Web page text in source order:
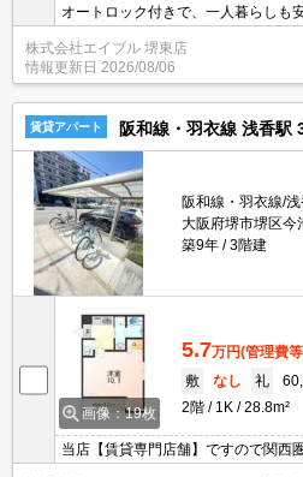
オートロック付きで、一人暮らしも
カメラついてます。駅近くでラクラ
ターネット無料。TVモニターホンで
株式会社エイブル 堺東店
情報更新日 2026/08/06
賃貸アパート 阪和線・羽衣線 浅香駅
阪和線・羽衣線/
大阪府堺市堺区今
築9年
3階建
画像：19枚
5.7万円(管理費
敷
なし 礼
2階
1K 28.8m²
当店【賃貸専門店舗】ですので関西
い！どこにある物件でも当店までお